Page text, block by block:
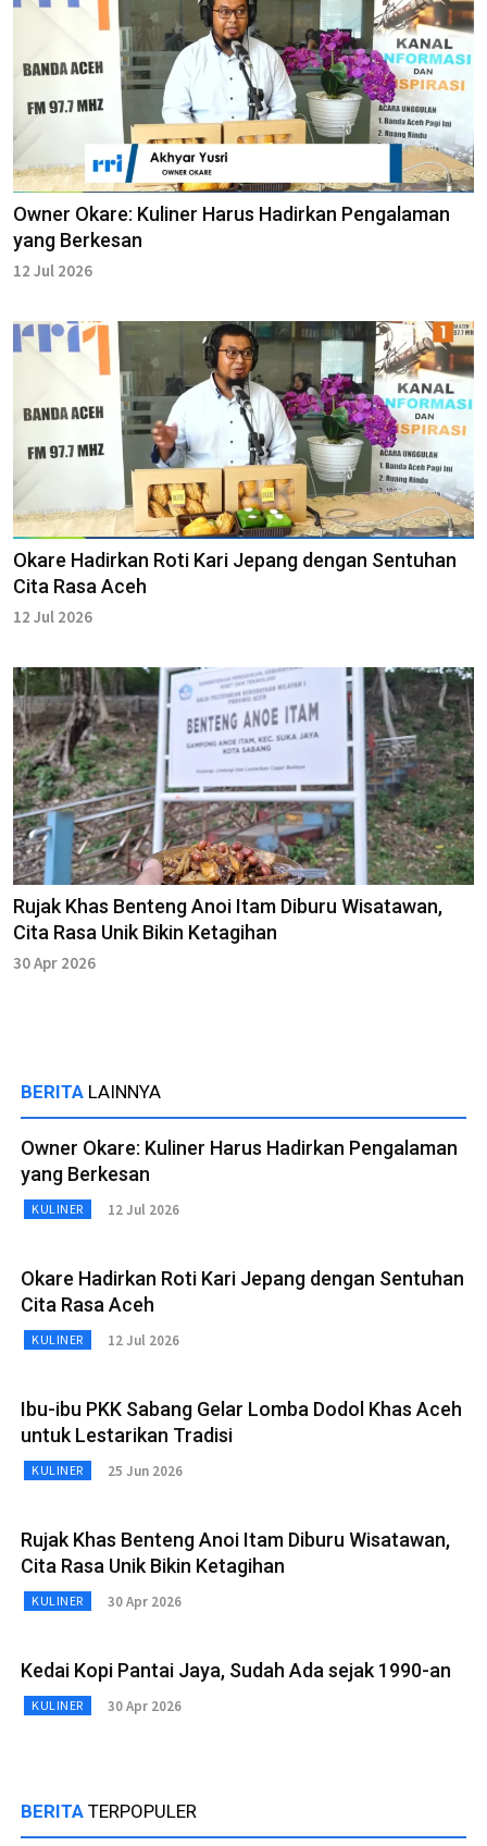
Owner Okare: Kuliner Harus Hadirkan Pengalaman
yang Berkesan
12 Jul 2026
Okare Hadirkan Roti Kari Jepang dengan Sentuhan
Cita Rasa Aceh
12 Jul 2026
Rujak Khas Benteng Anoi Itam Diburu Wisatawan,
Cita Rasa Unik Bikin Ketagihan
30 Apr 2026
BERITA LAINNYA
Owner Okare: Kuliner Harus Hadirkan Pengalaman
yang Berkesan
KULINER 12 Jul 2026
Okare Hadirkan Roti Kari Jepang dengan Sentuhan
Cita Rasa Aceh
KULINER 12 Jul 2026
Ibu-ibu PKK Sabang Gelar Lomba Dodol Khas Aceh
untuk Lestarikan Tradisi
KULINER 25 Jun 2026
Rujak Khas Benteng Anoi Itam Diburu Wisatawan,
Cita Rasa Unik Bikin Ketagihan
KULINER 30 Apr 2026
Kedai Kopi Pantai Jaya, Sudah Ada sejak 1990-an
KULINER 30 Apr 2026
BERITA TERPOPULER